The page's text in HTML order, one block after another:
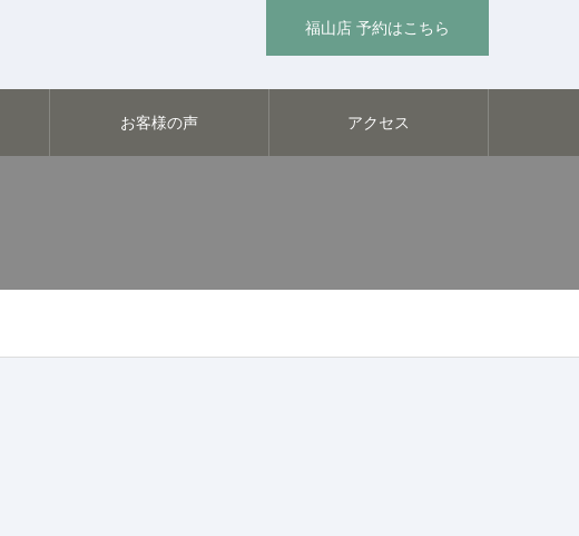
福山店 予約はこちら
お客様の声 アクセス